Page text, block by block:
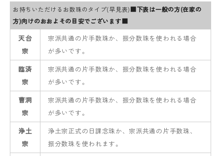
お持ちいただけるお数珠のタイプ(早見表)■下表は一般の方(在家の
方)向けのおおよその目安でございます■
天台
宗
宗派共通の片手数珠か、振分数珠を使われる場合
が多いです。
臨済
宗
宗派共通の片手数珠か、振分数珠を使われる場合
が多いです。
曹洞
宗
宗派共通の片手数珠か、振分数珠を使われる場合
が多いです。
浄土
宗
浄土宗正式の日課念珠か、宗派共通の片手数珠、
振分数珠を使われます。